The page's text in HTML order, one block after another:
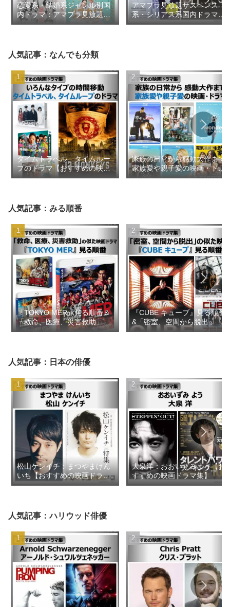
恋愛系・結婚系ジャンル別国
内ドラマ：アマプラ見放題
2026年8月更新【おすすめの
アマプラ見放題サスペンス
系・シリアス系国内ドラマ
2026年1月【おすすめの映画
人気記事：なんでも分類
タイムトラベル、タイムルー
プのドラマ【おすすめの映画
ドラマ集】
家族の日常から感動大作まで
家族愛や親子愛の映画・ドラ
マ【おすすめの映画ドラマ
人気記事：みる順番
『TOKYO MER』見る順番＆
「救命、医療、災害救助」の
似た映画ドラマ【おすすめの
『CUBE キューブ』見る順番
&「密室、空間から脱出」の
似た映画【おすすめの映画ド
人気記事：日本の俳優
松山ケンイチ：まつやまけん
いち【おすすめの映画ドラマ
集】
大泉洋：おおいずみよう【お
すすめの映画ドラマ集】
人気記事：ハリウッド俳優